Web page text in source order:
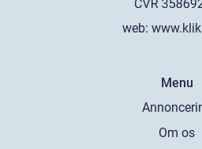
web:
Menu
Om os